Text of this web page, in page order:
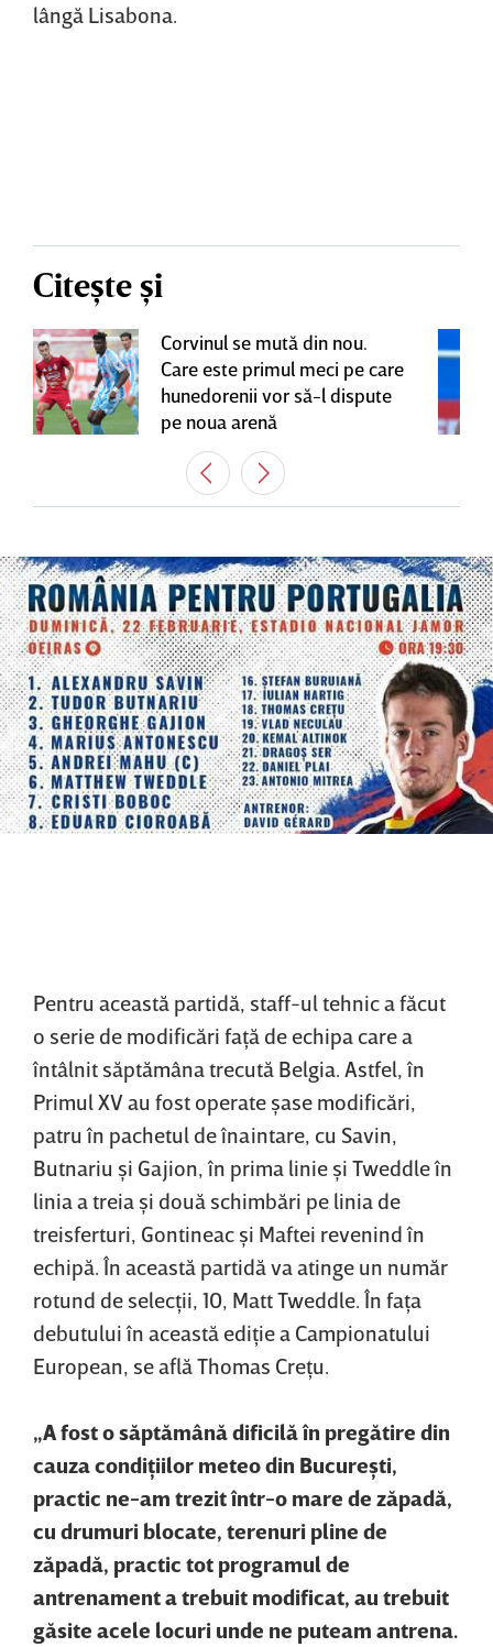
lângă Lisabona.
Citește și
Corvinul se mută din nou.
Care este primul meci pe care
hunedorenii vor să-l dispute
pe noua arenă
Pentru această partidă, staff-ul tehnic a făcut
o serie de modificări faţă de echipa care a
întâlnit săptămâna trecută Belgia. Astfel, în
Primul XV au fost operate şase modificări,
patru în pachetul de înaintare, cu Savin,
Butnariu şi Gajion, în prima linie şi Tweddle în
linia a treia şi două schimbări pe linia de
treisferturi, Gontineac şi Maftei revenind în
echipă. În această partidă va atinge un număr
rotund de selecţii, 10, Matt Tweddle. În faţa
debutului în această ediţie a Campionatului
European, se află Thomas Creţu.
„A fost o săptămână dificilă în pregătire din
cauza condiţiilor meteo din Bucureşti,
practic ne-am trezit într-o mare de zăpadă,
cu drumuri blocate, terenuri pline de
zăpadă, practic tot programul de
antrenament a trebuit modificat, au trebuit
găsite acele locuri unde ne puteam antrena.